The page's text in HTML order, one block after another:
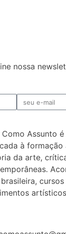
nossa
Assunto
à formação
da arte,